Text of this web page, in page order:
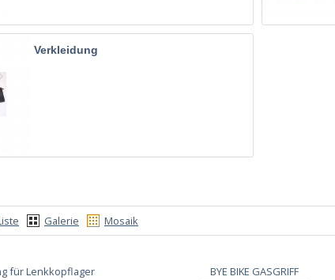
Verkleidung
Galerie Mosaik
für Lenkkopflager BYE BIKE GASGRIFF